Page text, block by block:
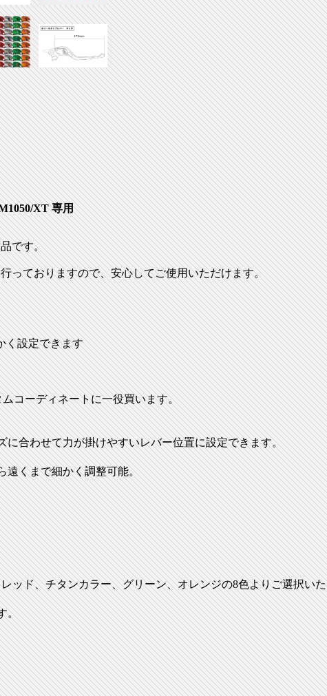
XT 専用
です。
っておりますので、安心してご使用いただけます。
く設定できます
コーディネートに一役買います。
合わせて力が掛けやすいレバー位置に設定できます。
遠くまで細かく調整可能。
ッド、チタンカラー、グリーン、オレンジの8色よりご選択いた
。